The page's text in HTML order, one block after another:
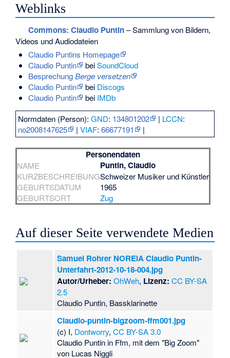
Weblinks
Commons: Claudio Puntin– Sammlung von Bildern,
Videos und Audiodateien
Claudio Puntins Homepage
Claudio Puntin
beiSoundCloud
BesprechungBerge versetzen
Claudio Puntin
bei Discogs
Claudio Puntin
bei IMDb
Normdaten (Person):GND: 134801202 | LCCN:
no2008147625
|VIAF:66677191 |
Personendaten
NAME Puntin, Claudio
KURZBESCHREIBUNGSchweizer Musiker und Künstler
GEBURTSDATUM
1965
GEBURTSORT
Zug
Auf dieser Seite verwendete Medien
Samuel Rohrer NOREIA Claudio Puntin-
Unterfahrt-2012-10-18-004.jpg
Autor/Urheber: OhWeh, Lizenz: CC BY-SA
2.5
Claudio Puntin, Bassklarinette
Claudio-puntin-bigzoom-ffm001.jpg
(c) I, Dontworry,CC BY-SA 3.0
Claudio Puntin in Ffm, mit dem "Big Zoom"
von Lucas Niggli